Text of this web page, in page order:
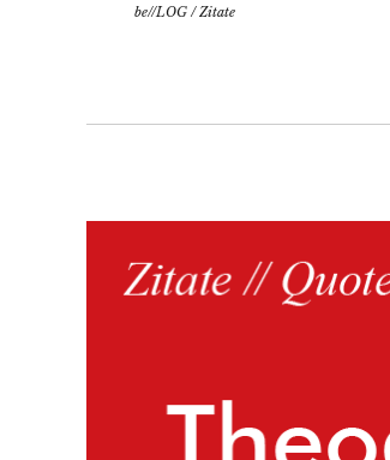
be//LOG /Zitate